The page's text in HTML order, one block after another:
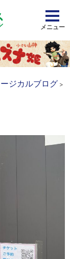
ジカルブログ >